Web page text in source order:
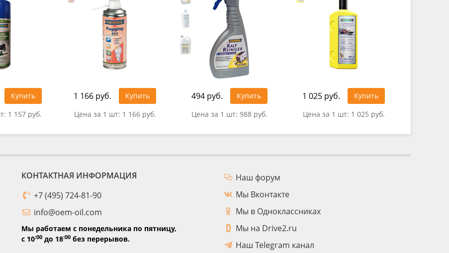
Купить
1 157 руб.
1 166 руб.
Купить
Цена за 1 шт: 1 166 руб.
494 руб.
Купить
Цена за 1 шт: 988 руб.
1 025 руб.
Купить
Цена за 1 шт: 1 025 руб.
КОНТАКТНАЯ ИНФОРМАЦИЯ
+7 (495) 724-81-90
info@oem-oil.com
Мы работаем с понедельника по пятницу,
с 10:00до 18:00без перерывов.
Наш форум
Мы Вконтакте
Мы в Одноклассниках
Мы на Drive2.ru
Наш Telegram канал